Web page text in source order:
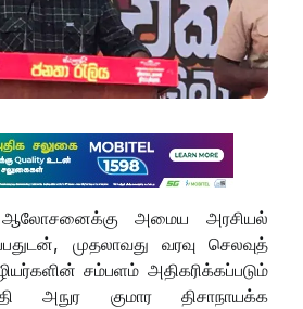
ஆலோசனைக்கு அமைய அரசியல்
முதலாவது வரவு செலவுத்
சம்பளம் அதிகரிக்கப்படும்
அநுர குமார திசாநாயக்க